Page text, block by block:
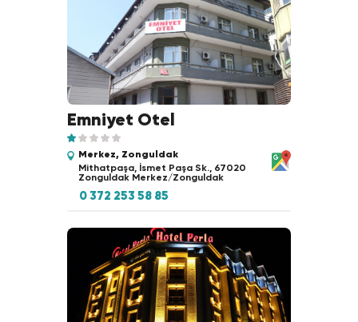
Emniyet Otel
Merkez, Zonguldak
Mithatpaşa, İsmet Paşa Sk., 67020
Zonguldak Merkez/Zonguldak
0 372 253 58 85